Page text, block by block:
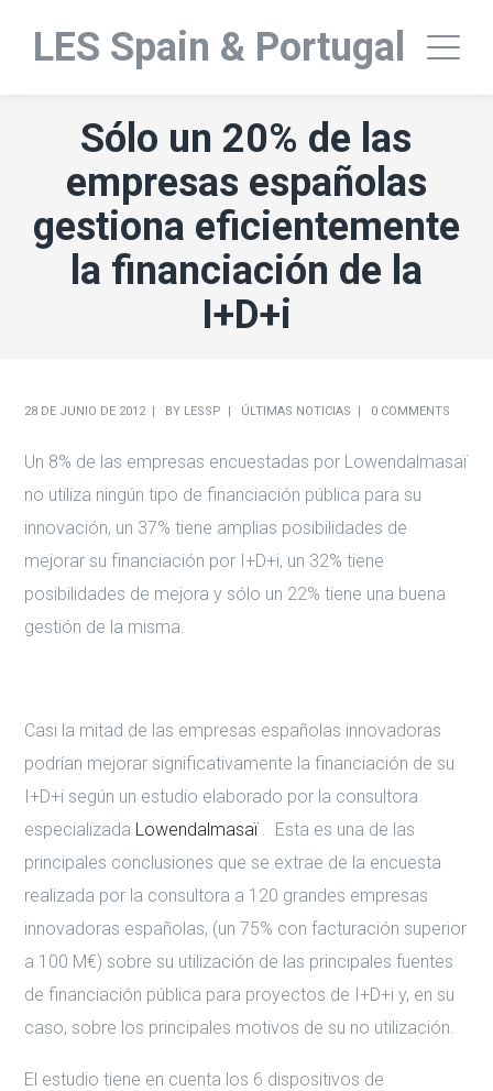
LES Spain & Portugal
Sólo un 20% de las
empresas españolas
gestiona eficientemente
la financiación de la
I+D+i
28 DE JUNIO DE 2012 BY LESSP ÚLTIMAS NOTICIAS 0 COMMENTS
Un 8% de las empresas encuestadas por Lowendalmasaï
no utiliza ningún tipo de financiación pública para su
innovación, un 37% tiene amplias posibilidades de
mejorar su financiación por I+D+i, un 32% tiene
posibilidades de mejora y sólo un 22% tiene una buena
gestión de la misma.
Casi la mitad de las empresas españolas innovadoras
podrían mejorar significativamente la financiación de su
I+D+i según un estudio elaborado por la consultora
especializada Lowendalmasaï. Esta es una de las
principales conclusiones que se extrae de la encuesta
realizada por la consultora a 120 grandes empresas
innovadoras españolas, (un 75% con facturación superior
a 100 M€) sobre su utilización de las principales fuentes
de financiación pública para proyectos de I+D+i y, en su
caso, sobre los principales motivos de su no utilización.
El estudio tiene en cuenta los 6 dispositivos de